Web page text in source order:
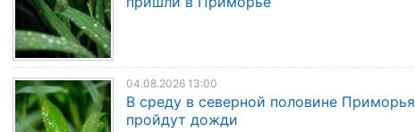
04.08.2026 13:00
В среду в северной половине Приморья
пройдут дожди